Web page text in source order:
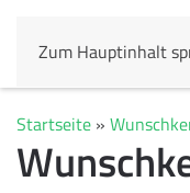
Zum Hauptinhalt
Startseite »